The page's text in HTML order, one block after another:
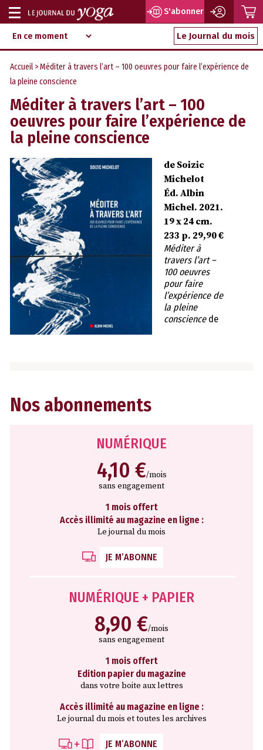
Aller
au
contenu
d‘information
indépendant
Afficher
ou
masquer
la
navigation
S'abonner
Le Journal du mois
Accueil > Méditer à travers l’art – 100 oeuvres pour faire l’expérience de
la pleine conscience
Méditer à travers l’art – 100
oeuvres pour faire l’expérience de
la pleine conscience
de Soizic
Michelot
Éd. Albin
Michel. 2021.
19 x 24 cm.
233 p. 29,90 €
Méditer à
travers l’art –
100 oeuvres
pour faire
l’expérience de
la pleine
consciencede
Nos abonnements
NUMÉRIQUE
4,10 €/mois
sans engagement
1 mois offert
Accès illimité au magazine en ligne :
Le journal du mois
JE M’ABONNE
NUMÉRIQUE + PAPIER
8,90 €/mois
sans engagement
1 mois offert
Edition papier du magazine
dans votre boite aux lettres
Accès illimité au magazine en ligne :
Le journal du mois et toutes les archives
JE M’ABONNE